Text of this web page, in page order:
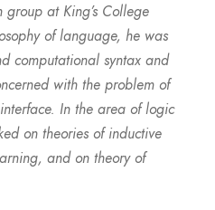
group at King’s College
of language, he was
computational syntax and
with the problem of
In the area of logic
on theories of inductive
and on theory of